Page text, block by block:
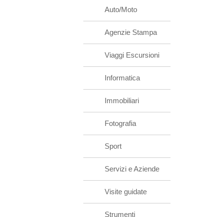
Auto/Moto
Agenzie Stampa
Viaggi Escursioni
Informatica
Immobiliari
Fotografia
Sport
Servizi e Aziende
Visite guidate
Strumenti